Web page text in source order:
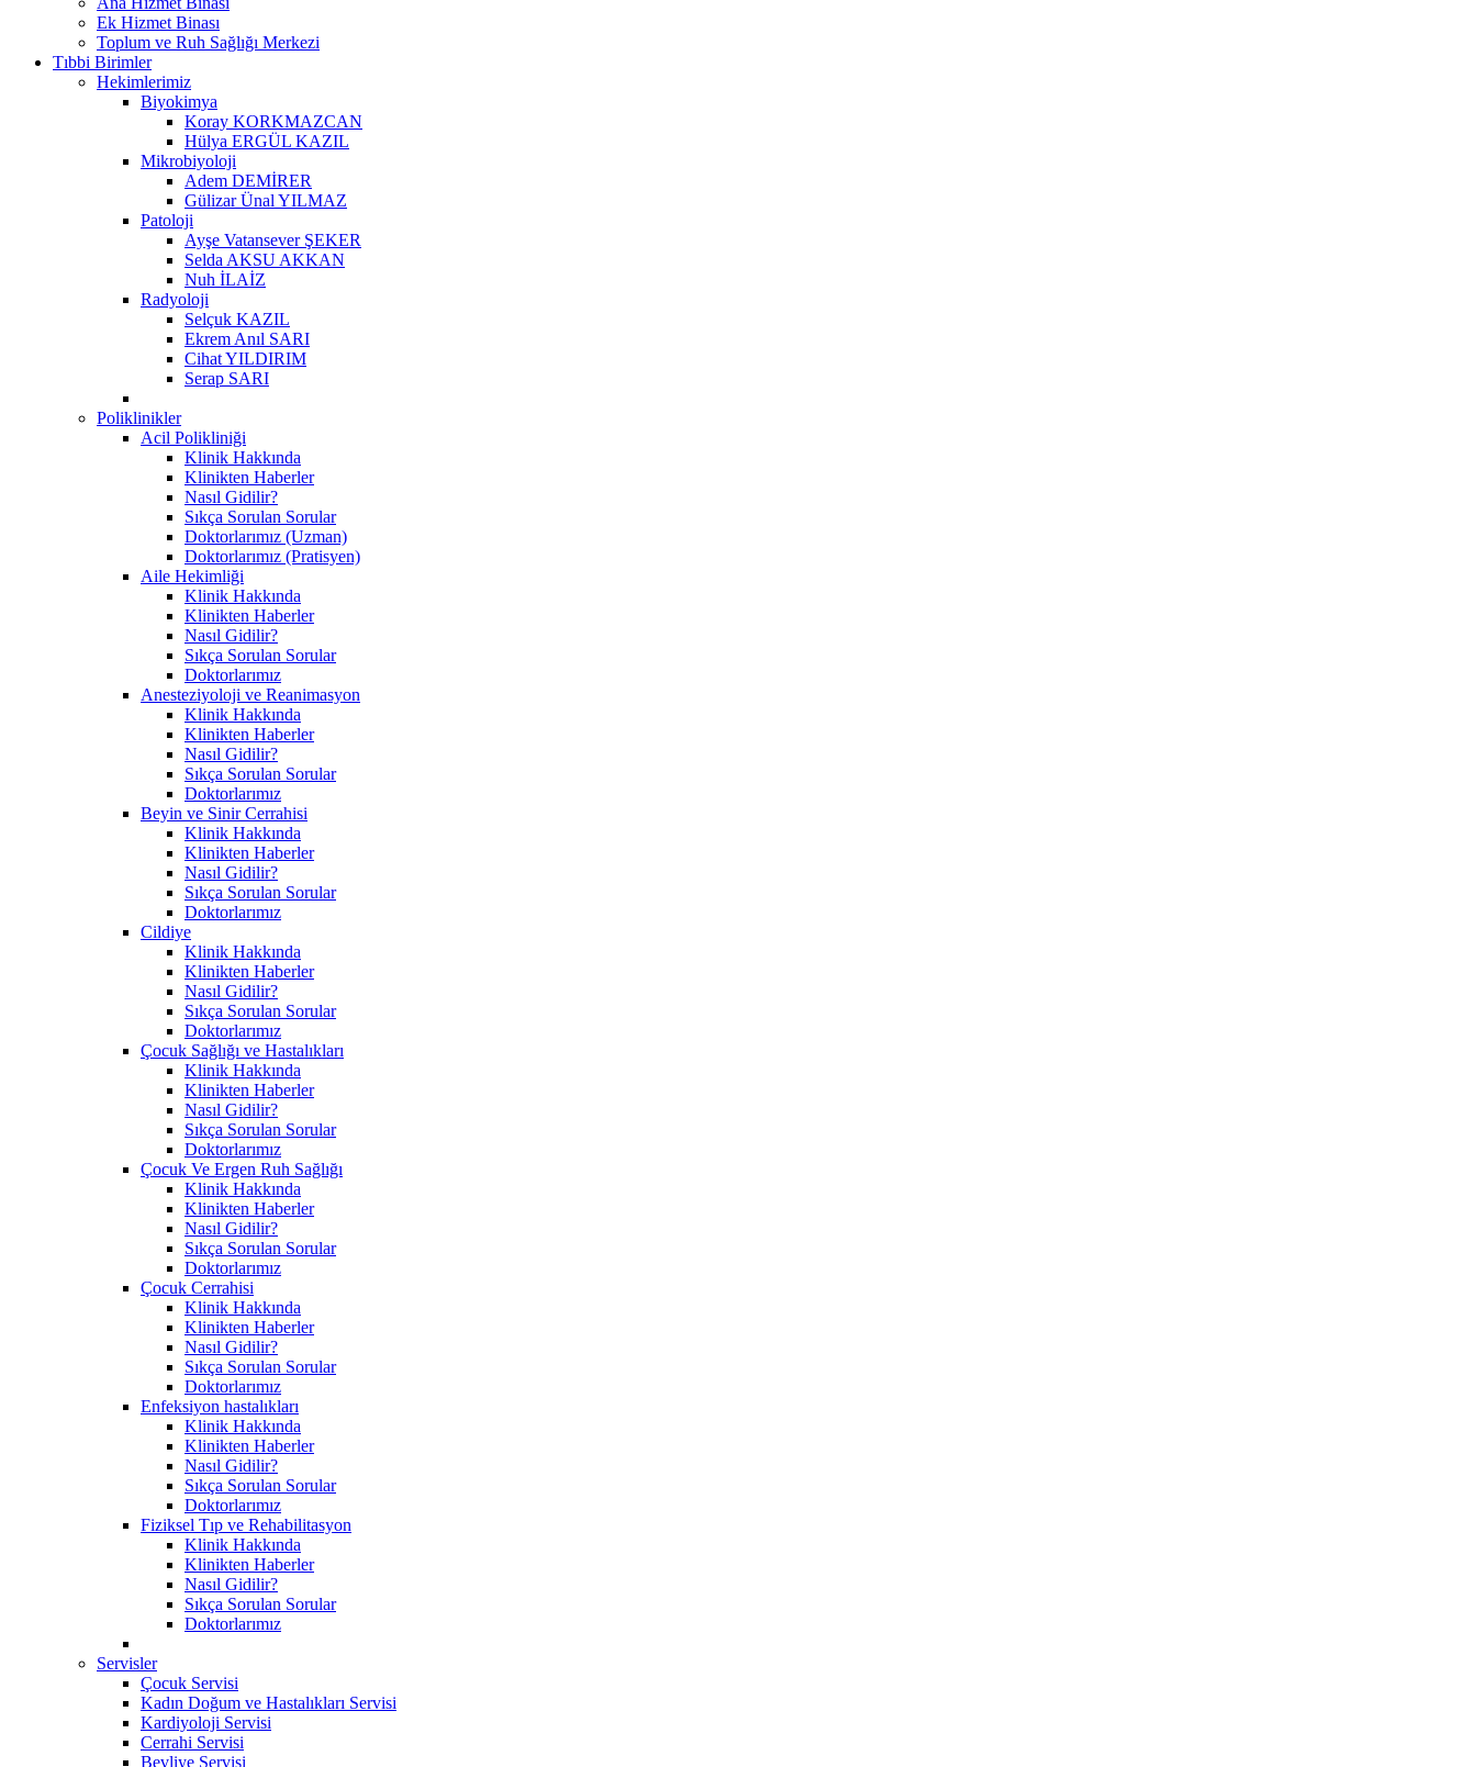
Ek Hizmet Binası
Toplum ve Ruh Sağlığı Merkezi
Tıbbi Birimler
Hekimlerimiz
Biyokimya
Koray KORKMAZCAN
Hülya ERGÜL KAZIL
Mikrobiyoloji
Adem DEMİRER
Gülizar Ünal YILMAZ
Patoloji
Ayşe Vatansever ŞEKER
Selda AKSU AKKAN
Nuh İLAİZ
Radyoloji
Selçuk KAZIL
Ekrem Anıl SARI
Cihat YILDIRIM
Serap SARI
Poliklinikler
Acil Polikliniği
Klinik Hakkında
Klinikten Haberler
Nasıl Gidilir?
Sıkça Sorulan Sorular
Doktorlarımız (Uzman)
Doktorlarımız (Pratisyen)
Aile Hekimliği
Klinik Hakkında
Klinikten Haberler
Nasıl Gidilir?
Sıkça Sorulan Sorular
Doktorlarımız
Anesteziyoloji ve Reanimasyon
Klinik Hakkında
Klinikten Haberler
Nasıl Gidilir?
Sıkça Sorulan Sorular
Doktorlarımız
Beyin ve Sinir Cerrahisi
Klinik Hakkında
Klinikten Haberler
Nasıl Gidilir?
Sıkça Sorulan Sorular
Doktorlarımız
Cildiye
Klinik Hakkında
Klinikten Haberler
Nasıl Gidilir?
Sıkça Sorulan Sorular
Doktorlarımız
Çocuk Sağlığı ve Hastalıkları
Klinik Hakkında
Klinikten Haberler
Nasıl Gidilir?
Sıkça Sorulan Sorular
Doktorlarımız
Çocuk Ve Ergen Ruh Sağlığı
Klinik Hakkında
Klinikten Haberler
Nasıl Gidilir?
Sıkça Sorulan Sorular
Doktorlarımız
Çocuk Cerrahisi
Klinik Hakkında
Klinikten Haberler
Nasıl Gidilir?
Sıkça Sorulan Sorular
Doktorlarımız
Enfeksiyon hastalıkları
Klinik Hakkında
Klinikten Haberler
Nasıl Gidilir?
Sıkça Sorulan Sorular
Doktorlarımız
Fiziksel Tıp ve Rehabilitasyon
Klinik Hakkında
Klinikten Haberler
Nasıl Gidilir?
Sıkça Sorulan Sorular
Doktorlarımız
Servisler
Çocuk Servisi
Kadın Doğum ve Hastalıkları Servisi
Kardiyoloji Servisi
Cerrahi Servisi
Bevliye Servisi